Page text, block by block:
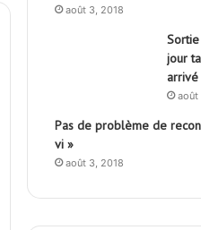
août 3, 2018
jour
arrivé
août
Pas de problème de
vi »
août 3, 2018